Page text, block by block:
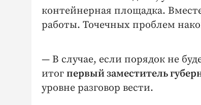
контейнерная площадка.
работы. Точечных проблем
— В случае, если порядок не
итог первый замес­титель
уровне разговор вести.